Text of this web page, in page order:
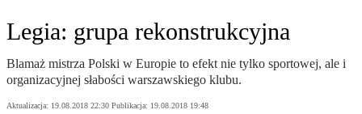
Legia: grupa rekonstrukcyjna
Blamaż mistrza Polski w Europie to efekt nie tylko sportowej, ale i
organizacyjnej słabości warszawskiego klubu.
Aktualizacja: 19.08.2018 22:30 Publikacja: 19.08.2018 19:48